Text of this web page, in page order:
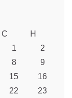
С
Н
1
2
8
9
15
16
22
23